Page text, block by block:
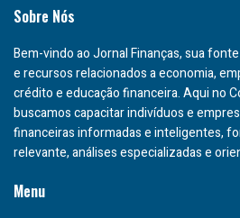
Sobre Nós
Bem-vindo ao Jornal Finanças, sua
e recursos relacionados a economia,
crédito e educação financeira. Aqui no
buscamos capacitar indivíduos e
financeiras informadas e inteligentes,
relevante, análises especializadas e
Menu